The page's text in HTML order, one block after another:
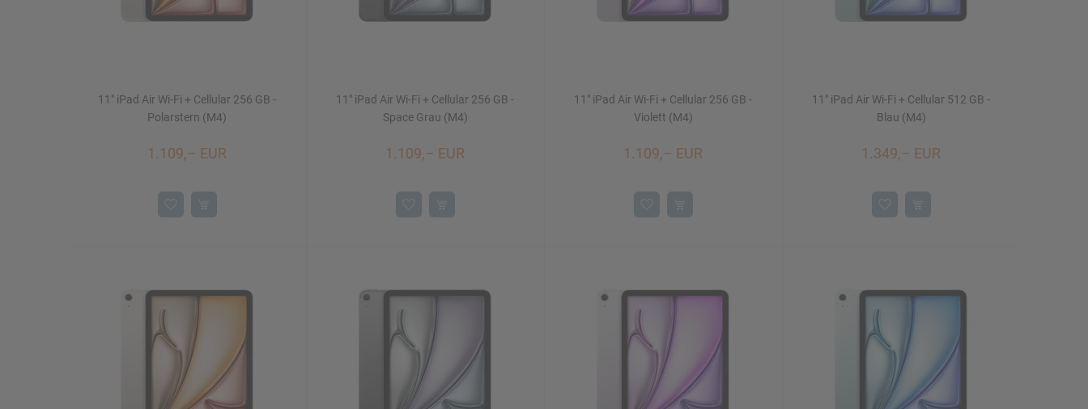
11" iPad Air Wi-Fi + Cellular 256 GB -
Polarstern (M4)
1.109,– EUR
11" iPad Air Wi-Fi + Cellular 256 GB -
Space Grau (M4)
1.109,– EUR
11" iPad Air Wi-Fi + Cellular 256 GB -
Violett (M4)
1.109,– EUR
11" iPad Air Wi-Fi + Cellular 512 GB -
Blau (M4)
1.349,– EUR